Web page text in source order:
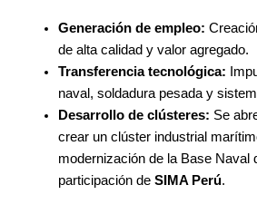
Generación de empleo:
de alta calidad y valor agregado.
Transferencia tecnológica:
naval, soldadura pesada y
Desarrollo de clústeres: Se
crear un clúster industrial
modernización de la Base Naval
participación de SIMA Perú.